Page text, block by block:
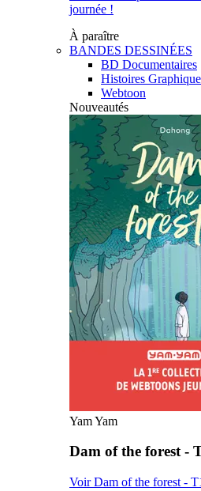
journée !
À paraître
BANDES DESSINÉES
BD Documentaires
Histoires
Webtoon
Nouveautés
Yam Yam
Dam of the forest -
Voir Dam of the forest -